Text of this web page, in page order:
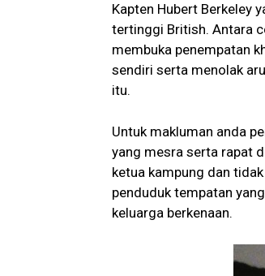
Kapten Hubert Berkeley
tertinggi British. Antara
membuka penempatan
sendiri serta menolak
itu.
Untuk makluman anda
yang mesra serta rapat
ketua kampung dan
penduduk tempatan
keluarga berkenaan.